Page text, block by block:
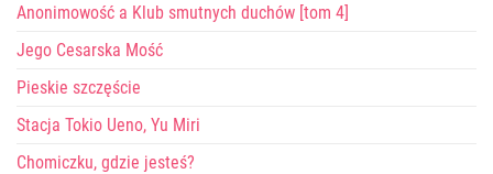
Anonimowość a Klub smutnych duchów [tom 4]
Jego Cesarska Mość
Pieskie szczęście
Stacja Tokio Ueno, Yu Miri
Chomiczku, gdzie jesteś?